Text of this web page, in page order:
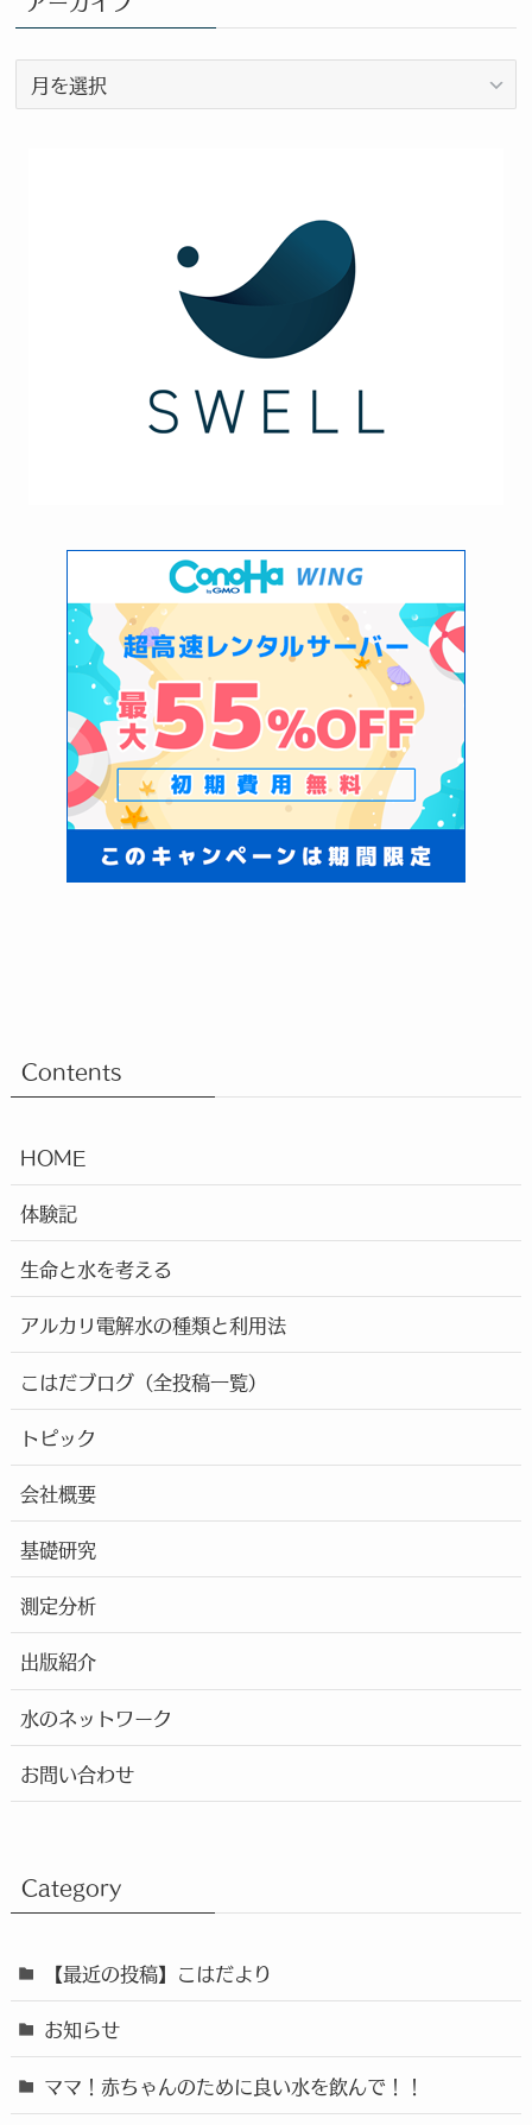
テ
ゴ
リ
ー
ー
Contents
HOME
体験記
生命と水を考える
アルカリ電解水の種類と利用法
こはだブログ（全投稿一覧）
トピック
会社概要
基礎研究
測定分析
出版紹介
水のネットワーク
お問い合わせ
Category
【最近の投稿】こはだより
お知らせ
ママ！赤ちゃんのために良い水を飲んで！！